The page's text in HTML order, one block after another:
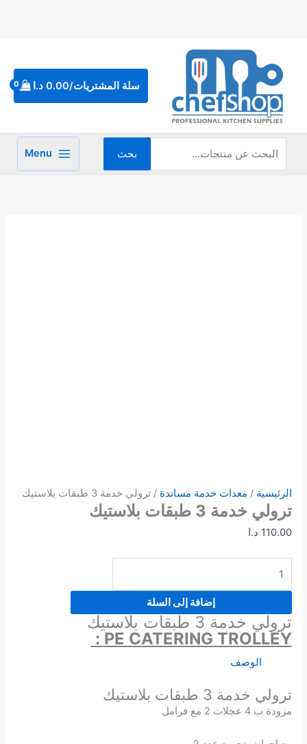
سلة المشتريات/0.00 د.ا
عن:
بحث Menu
الرئيسية / معدات خدمة مساندة / ترولي خدمة 3 طبقات بلاستيك
ترولي خدمة 3 طبقات بلاستيك
110.00 د.ا
إضافة إلى السلة
ترولي خدمة 3 طبقات بلاستيك
PE CATERING TROLLEY :
الوصف
ترولي خدمة 3 طبقات بلاستيك
مزودة ب 4 عجلات 2 مع فرامل